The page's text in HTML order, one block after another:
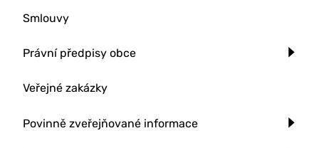
Smlouvy
Právní předpisy obce
Veřejné zakázky
Povinně zveřejňované informace